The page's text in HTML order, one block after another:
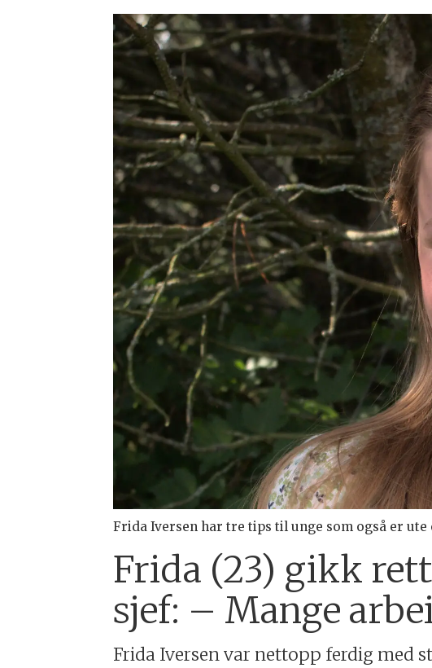
Frida Iversen har tre tips til unge som også er
Frida (23) gikk
sjef: – Mange
Frida Iversen var nettopp ferdig med